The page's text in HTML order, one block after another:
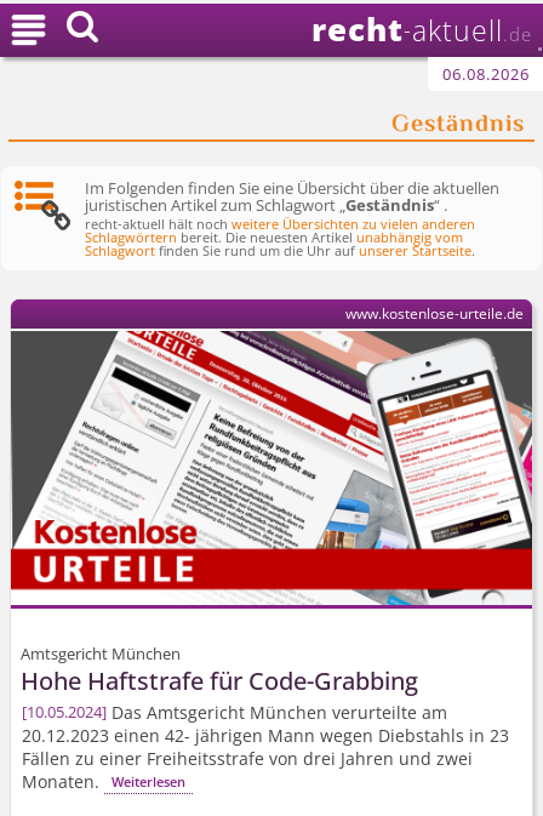
recht-aktuell .de
06.08.2026
Geständnis

Im Folgenden finden Sie eine Übersicht über die aktuellen
juristischen Artikel zum Schlagwort „Geständnis“ .
recht-aktuell hält nochweitere Übersichten zu vielen anderen
Schlagwörtern bereit. Die neuesten Artikelunabhängig vom
Schlagwort finden Sie rund um die Uhr aufunserer Startseite.
Amtsgericht München
Hohe Haftstrafe für Code-Grabbing
10.05.2024 Das Amtsgericht München verurteilte am
20.12.2023 einen 42- jährigen Mann wegen Diebstahls in 23
Fällen zu einer Freiheitsstrafe von drei Jahren und zwei
Monaten.
Weiterlesen
www.kostenlose-urteile.de